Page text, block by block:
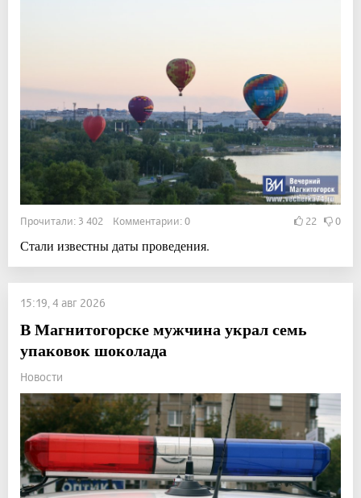
Прочитали: 3 402 Комментарии: 0 22 0
Стали известны даты проведения.
15:19, 4 авг 2026
В Магнитогорске мужчина украл семь
упаковок шоколада
Новости